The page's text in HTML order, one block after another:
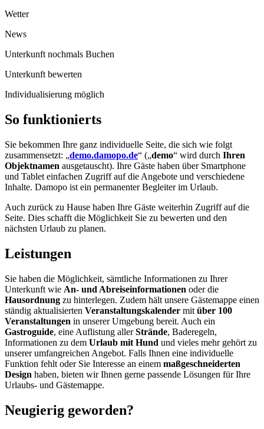
Wetter
News
Unterkunft nochmals Buchen
Unterkunft bewerten
Individualisierung möglich
So funktionierts
Sie bekommen Ihre ganz individuelle Seite, die sich wie folgt
zusammensetzt: „demo.damopo.de“ („demo“ wird durch Ihren
Objektnamen ausgetauscht). Ihre Gäste haben über Smartphone
und Tablet einfachen Zugriff auf die Angebote und verschiedene
Inhalte. Damopo ist ein permanenter Begleiter im Urlaub.
Auch zurück zu Hause haben Ihre Gäste weiterhin Zugriff auf die
Seite. Dies schafft die Möglichkeit Sie zu bewerten und den
nächsten Urlaub zu planen.
Leistungen
Sie haben die Möglichkeit, sämtliche Informationen zu Ihrer
Unterkunft wie An- und Abreiseinformationen oder die
Hausordnung zu hinterlegen. Zudem hält unsere Gästemappe einen
ständig aktualisierten Veranstaltungskalender mit über 100
Veranstaltungen in unserer Umgebung bereit. Auch ein
Gastroguide, eine Auflistung allerStrände, Baderegeln,
Informationen zu dem Urlaub mit Hund und vieles mehr gehört zu
unserer umfangreichen Angebot. Falls Ihnen eine individuelle
Funktion fehlt oder Sie Interesse an einem maßgeschneiderten
Design haben, bieten wir Ihnen gerne passende Lösungen für Ihre
Urlaubs- und Gästemappe.
Neugierig geworden?